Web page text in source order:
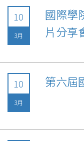
10
3月
國際學
片分享
10
3月
第六屆